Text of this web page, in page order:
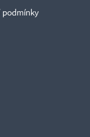
podmínky